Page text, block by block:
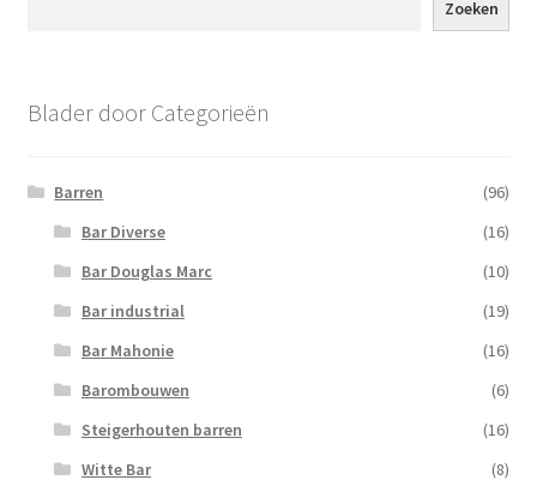
Zoeken
Blader door Categorieën
Barren
(96)
Bar Diverse
(16)
Bar Douglas Marc
(10)
Bar industrial
(19)
Bar Mahonie
(16)
Barombouwen
(6)
Steigerhouten barren
(16)
Witte Bar
(8)